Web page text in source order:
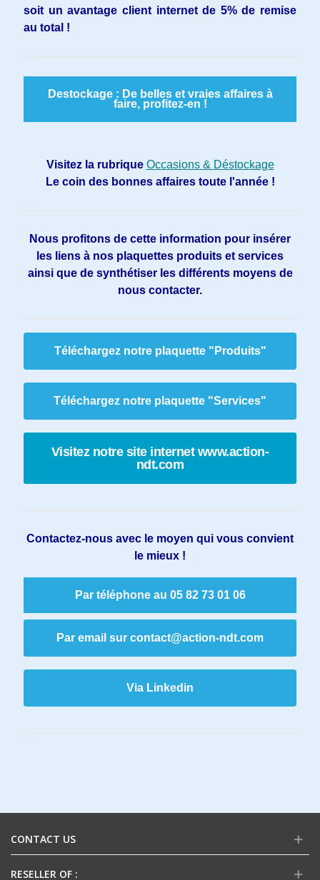
soit un avantage client internet de 5% de remise
au total !
Destockage : De belles et vraies affaires à
faire, profitez-en !
Visitez la rubrique Occasions & Déstockage
Le coin des bonnes affaires toute l'année !
Nous profitons de cette information pour insérer
les liens à nos plaquettes produits et services
ainsi que de synthétiser les différents moyens de
nous contacter.
Téléchargez notre plaquette "Produits"
Téléchargez notre plaquette "Services"
Visitez notre site internet www.action-
ndt.com
Contactez-nous avec le moyen qui vous convient
le mieux !
Par téléphone au 05 82 73 01 06
Par email sur contact@action-ndt.com
Via Linkedin
CONTACT US
RESELLER OF :